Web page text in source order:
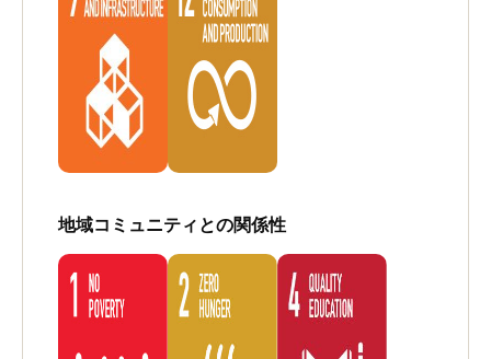
地域コミュニティとの関係性